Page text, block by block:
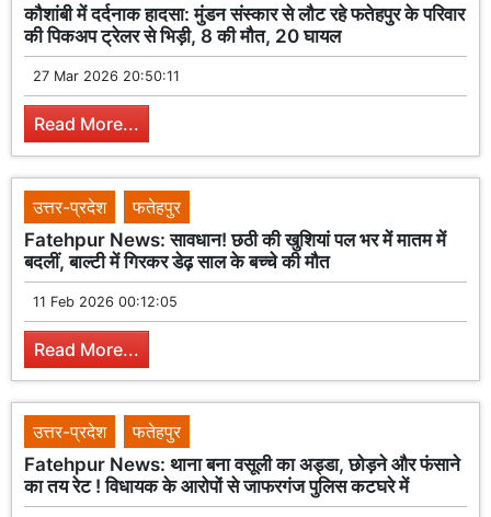
कौशांबी में दर्दनाक हादसा: मुंडन संस्कार से लौट रहे फतेहपुर के परिवार
की पिकअप ट्रेलर से भिड़ी, 8 की मौत, 20 घायल
27 Mar 2026 20:50:11
Read More...
उत्तर-प्रदेश
फतेहपुर
Fatehpur News: सावधान! छठी की खुशियां पल भर में मातम में
बदलीं, बाल्टी में गिरकर डेढ़ साल के बच्चे की मौत
11 Feb 2026 00:12:05
Read More...
उत्तर-प्रदेश
फतेहपुर
Fatehpur News: थाना बना वसूली का अड्डा, छोड़ने और फंसाने
का तय रेट ! विधायक के आरोपों से जाफरगंज पुलिस कटघरे में